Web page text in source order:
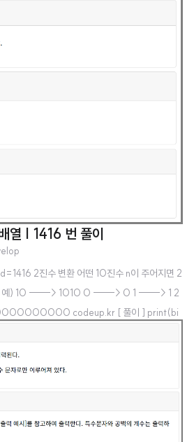
열 | 1416 번 풀이
2진수 변환 어떤 10진수 n이 주어지면 2
. 예) 10 -----> 1010 0 -----> 0 1 -----> 1 2
codeup.kr [ 풀이 ] print(bi
,,, ㅎㅎ